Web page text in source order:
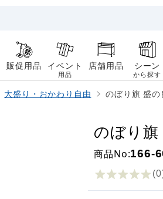
販促用品 イベント
用品
店舗用品 シーン
から探す
大盛り・おかわり自由 のぼり旗 盛
のぼり
商品No:166-
(0